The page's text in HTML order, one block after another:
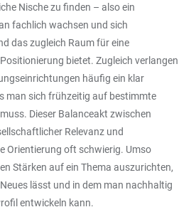
Nische zu finden – also ein
fachlich wachsen und sich
das zugleich Raum für eine
bietet. Zugleich verlangen
häufig ein klar
man sich frühzeitig auf bestimmte
Dieser Balanceakt zwischen
Relevanz und
Orientierung oft schwierig. Umso
Stärken auf ein Thema auszurichten,
lässt und in dem man nachhaltig
entwickeln kann.